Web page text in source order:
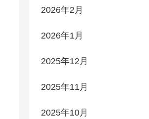
2026年2月
2026年1月
2025年12月
2025年11月
2025年10月